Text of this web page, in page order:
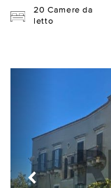
20 Camere da
letto